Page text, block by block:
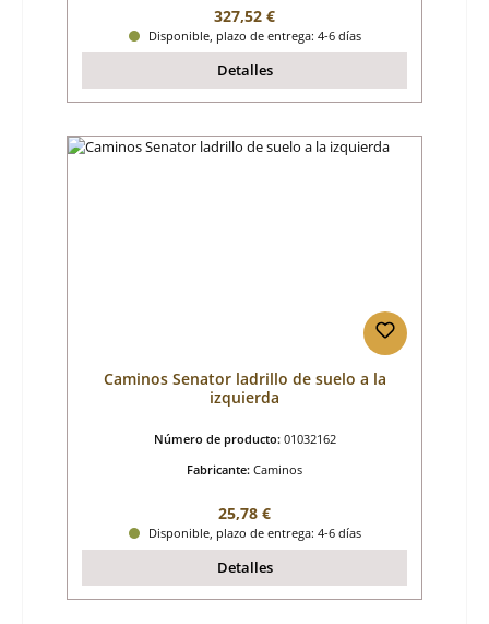
Precio normal:
327,52 €
Disponible, plazo de entrega: 4-6 días
Detalles
Caminos Senator ladrillo de suelo a la
izquierda
Número de producto: 01032162
Fabricante: Caminos
Precio normal:
25,78 €
Disponible, plazo de entrega: 4-6 días
Detalles